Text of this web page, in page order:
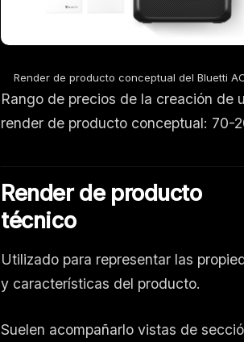
Render de producto conceptual del Bluetti
Rango de precios de la creación de
render de producto conceptual: 70-
Render de producto
técnico
Utilizado para representar las
y características del producto.
Suelen acompañarlo vistas de